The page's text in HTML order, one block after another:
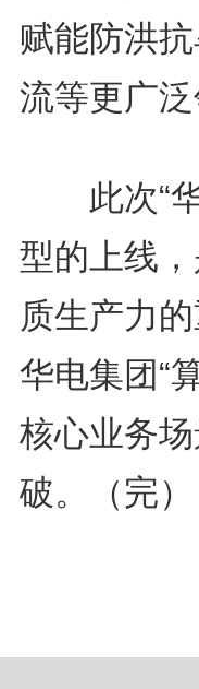
赋能防洪
流等更广泛
此次“华
型的上线
质生产力
华电集团“
核心业务
破。（完）